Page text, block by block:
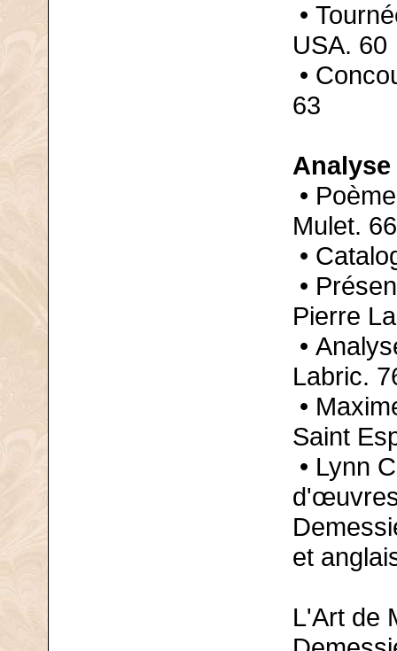
•
USA. 60
•
63
•
Mulet. 66
•
•
Pierre
•
Labric.
•
Saint
• Lynn
et
L'Art de